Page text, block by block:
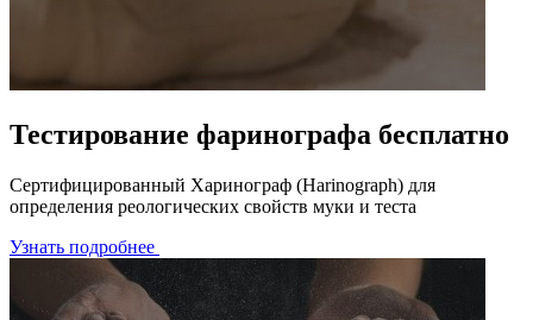
Тестирование фаринографа бесплатно
Сертифицированный Харинограф (Harinograph) для
определения реологических свойств муки и теста
Узнать подробнее